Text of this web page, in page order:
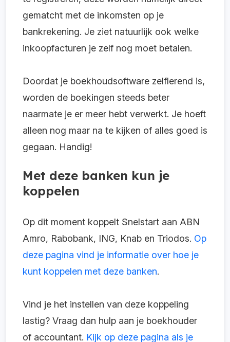
gematcht met de inkomsten op je
bankrekening. Je ziet natuurlijk ook welke
inkoopfacturen je zelf nog moet betalen.
Doordat je boekhoudsoftware zelflerend is,
worden de boekingen steeds beter
naarmate je er meer hebt verwerkt. Je hoeft
alleen nog maar na te kijken of alles goed is
gegaan. Handig!
Met deze banken kun je
koppelen
Op dit moment koppelt Snelstart aan ABN
Amro, Rabobank, ING, Knab en Triodos. Op
deze pagina vind je informatie over hoe je
kunt koppelen met deze banken.
Vind je het instellen van deze koppeling
lastig? Vraag dan hulp aan je boekhouder
of accountant. Kijk op deze pagina als je